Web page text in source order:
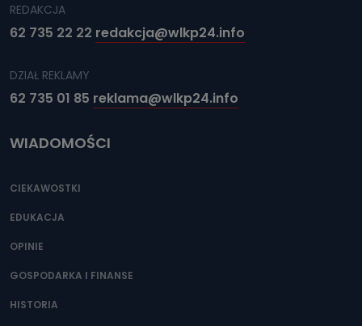
REDAKCJA
62 735 22 22 redakcja@wlkp24.info
DZIAŁ REKLAMY
62 735 01 85 reklama@wlkp24.info
WIADOMOŚCI
CIEKAWOSTKI
EDUKACJA
OPINIE
GOSPODARKA I FINANSE
HISTORIA